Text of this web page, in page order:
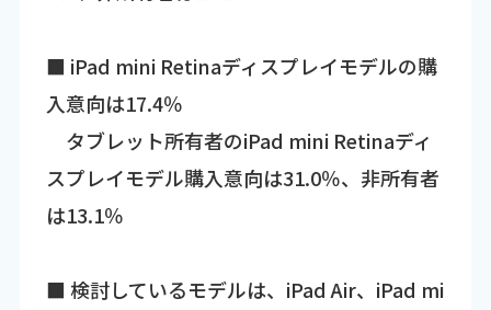
■ iPad mini Retinaディスプレイモデルの購
入意向は17.4％
タブレット所有者のiPad mini Retinaディ
スプレイモデル購入意向は31.0％、非所有者
は13.1％
■ 検討しているモデルは、iPad Air、iPad mi